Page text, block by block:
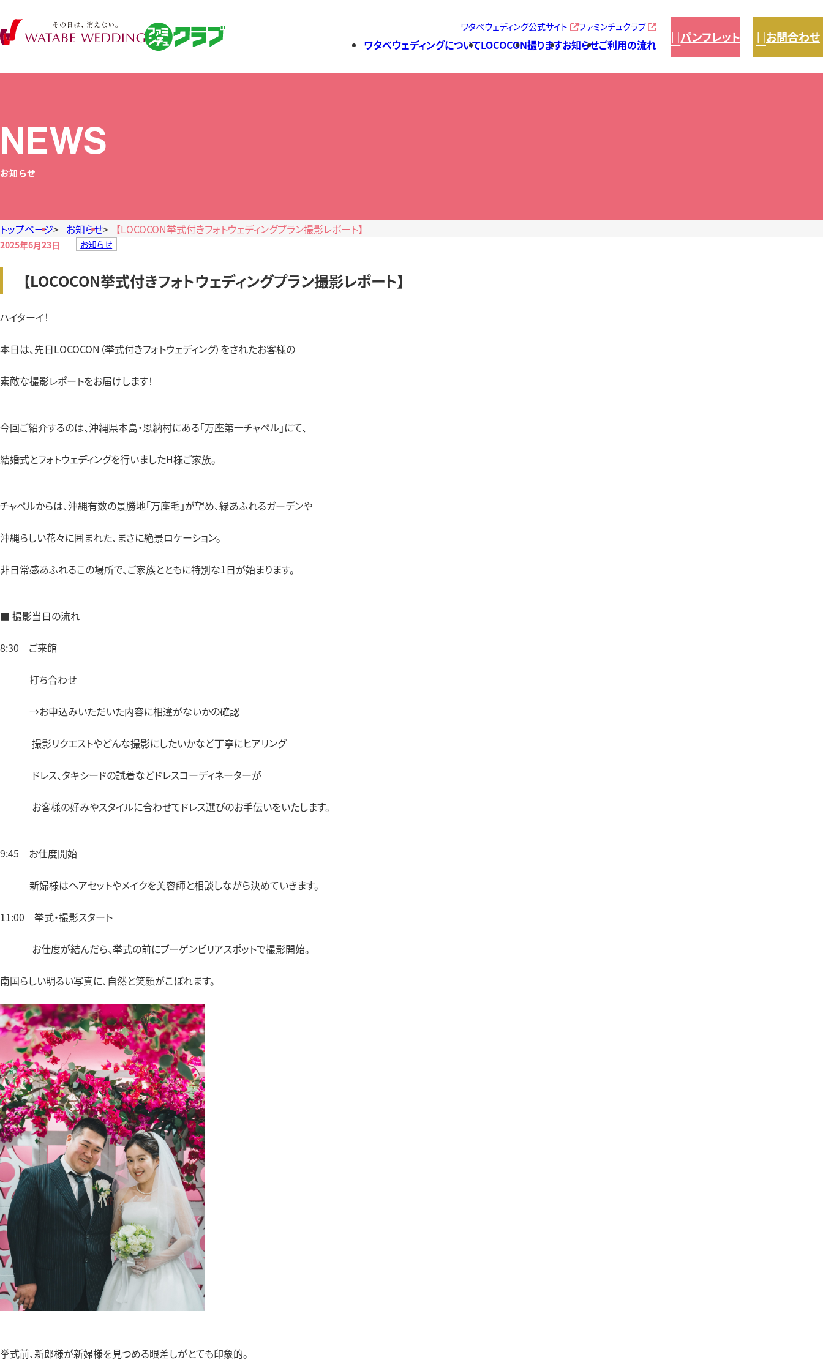
ワタベウェディング公式サイト ファミンチュクラブ
ワタベウェディングについてLOCOCON撮りますお知らせご利用の流れ パンフレット お問合わせ
NEWS
お知らせ
トップページ お知らせ 【LOCOCON挙式付きフォトウェディングプラン撮影レポート】
2025年6月23日 お知らせ
【LOCOCON挙式付きフォトウェディングプラン撮影レポート】
ハイターイ！
本日は、先日LOCOCON（挙式付きフォトウェディング）をされたお客様の
素敵な撮影レポートをお届けします！
今回ご紹介するのは、沖縄県本島・恩納村にある「万座第一チャペル」にて、
結婚式とフォトウェディングを行いましたH様ご家族。
チャペルからは、沖縄有数の景勝地「万座毛」が望め、緑あふれるガーデンや
沖縄らしい花々に囲まれた、まさに絶景ロケーション。
非日常感あふれるこの場所で、ご家族とともに特別な1日が始まります。
■ 撮影当日の流れ
8:30 ご来館
打ち合わせ
→お申込みいただいた内容に相違がないかの確認
撮影リクエストやどんな撮影にしたいかなど丁寧にヒアリング
ドレス、タキシードの試着などドレスコーディネーターが
お客様の好みやスタイルに合わせてドレス選びのお手伝いをいたします。
9:45 お仕度開始
新婦様はヘアセットやメイクを美容師と相談しながら決めていきます。
11:00 挙式・撮影スタート
お仕度が結んだら、挙式の前にブーゲンビリアスポットで撮影開始。
南国らしい明るい写真に、自然と笑顔がこぼれます。
挙式前、新郎様が新婦様を見つめる眼差しがとても印象的。